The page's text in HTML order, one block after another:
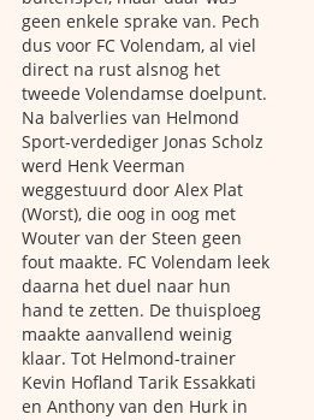
geen enkele sprake van. Pech
dus voor FC Volendam, al viel
direct na rust alsnog het
tweede Volendamse doelpunt.
Na balverlies van Helmond
Sport-verdediger Jonas Scholz
werd Henk Veerman
weggestuurd door Alex Plat
(Worst), die oog in oog met
Wouter van der Steen geen
fout maakte. FC Volendam leek
daarna het duel naar hun
hand te zetten. De thuisploeg
maakte aanvallend weinig
klaar. Tot Helmond-trainer
Kevin Hofland Tarik Essakkati
en Anthony van den Hurk in